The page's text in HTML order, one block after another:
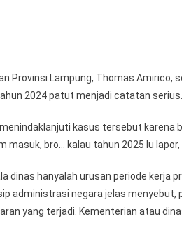
Provinsi Lampung, Thomas Amirico,
2024 patut menjadi catatan serius.
kasus tersebut karena
masuk, bro… kalau tahun 2025 lu lapor,
dinas hanyalah urusan periode kerja
administrasi negara jelas menyebut,
yang terjadi. Kementerian atau